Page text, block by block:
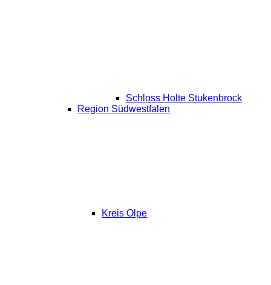
Schloss Holte Stukenbrock
Region Südwestfalen
Kreis Olpe